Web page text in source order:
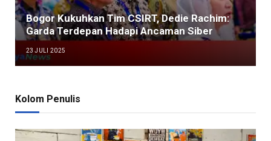
Bogor Kukuhkan Tim CSIRT, Dedie Rachim:
Garda Terdepan Hadapi Ancaman Siber
23 JULI 2025
Kolom Penulis